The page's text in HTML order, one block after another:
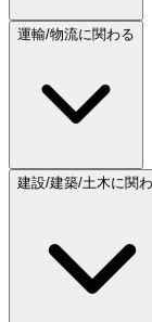
運輸/物流に関わる
建設/建築/土木に関